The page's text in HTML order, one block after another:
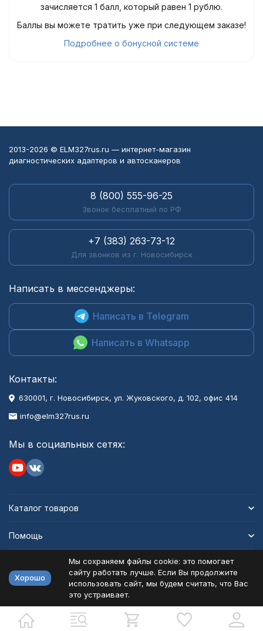
зачисляется 1 балл, который равен 1 рублю.
Баллы вы можете тратить уже при следующем заказе!
Подробнее о бонусной системе
2013-2026 © ELM327rus.ru — интернет-магазин
диагностических адаптеров и автосканеров
8 (800) 555-96-25
Звонок бесплатный по РФ
+7 (383) 263-73-12
Для звонков из г. Новосибирск
Написать в мессенджеры:
Написать в Telegram
Написать в Whatsapp
Контакты:
630001, г. Новосибирск, ул. Жуковского, д. 102, офис 414
info@elm327rus.ru
Мы в социальных сетях:
Каталог товаров
Помощь
Политика персональных данных
Разработано в bodysite.ru
Хорошо
Мы сохраняем файлы cookie: это помогает
сайту работать лучше. Если Вы продолжите
использовать сайт, мы будем считать, что Вас
это устраивает.